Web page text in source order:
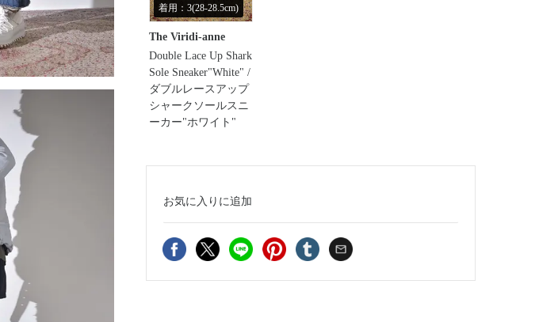
着用：3(28-28.5cm)
The Viridi-anne
Double Lace Up Shark
Sole Sneaker"White" /
ダブルレースアップ
シャークソールスニ
ーカー"ホワイト"
お気に入り に追加